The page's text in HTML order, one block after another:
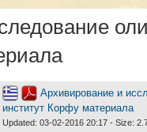
Архивирование и
институт Корфу материала
Updated: 03-02-2016 20:17 - Size: